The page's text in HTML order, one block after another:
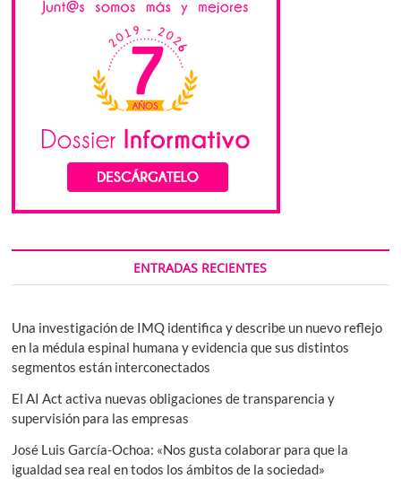
ENTRADAS RECIENTES
Una investigación de IMQ identifica y describe un nuevo reflejo
en la médula espinal humana y evidencia que sus distintos
segmentos están interconectados
El AI Act activa nuevas obligaciones de transparencia y
supervisión para las empresas
José Luis García-Ochoa: «Nos gusta colaborar para que la
igualdad sea real en todos los ámbitos de la sociedad»